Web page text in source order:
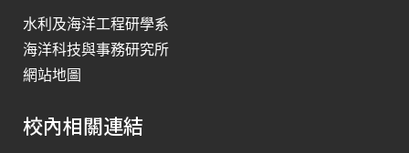
水利及海洋工程研學系
海洋科技與事務研究所
網站地圖
校內相關連結